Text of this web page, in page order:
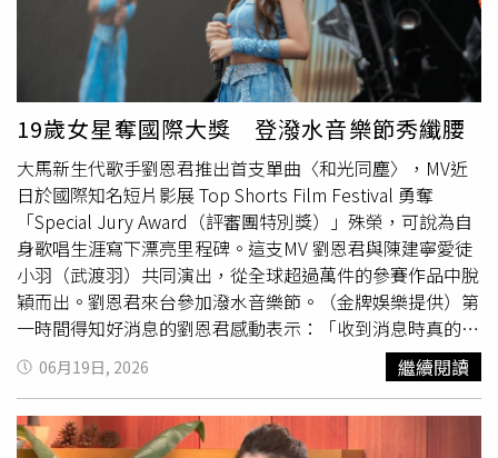
一刻我聽到飛機要飛出來的音樂，我幾個小時前不是才聽這
個東西？都是因為巴威颱風來攪局，我們代替巴威颱風向大
家道歉。」怪獸聽了立刻說：「怎樣道歉才是有誠意的？」
瑪莎則作勢要解開扣子，逗樂全場觀眾。瑪莎也承認5個人
現在都十分亢奮，「剛剛阿信唱歌都比我們快，他不是累，
是嗨了！」小玫瑰擔任五月天中午場嘉賓。（圖／相信音樂
提供）冠佑也說大家應該會覺得五月天講話怪怪的，「因為
我現在也很暈，今天五月天出錯率會提高很多，但還是一尾
活龍！」對於一天連唱兩場，阿信表示：「在五月天歷史裡
面，第一次有連續兩場大型演唱會在同一天發生，是命運的
巧合上天的安排，今天這場是非常難搶，能這麼順利進場，
五月天一定會加倍奉還給你們。」不只晚上的演出好看，中
午場同樣精彩，冠佑的女兒「小玫瑰」劉芯妤擔任嘉賓，看
到露出小蠻腰的女兒，冠佑忍不住叮嚀：「等下要再披一件
（衣服）。」阿信貼心脫下外套披在小玫瑰身上，最後她脫
下外套表示：「但跟我等下要帶來的不符合，這首歌是還沒
發行的新歌，你們是第一批聽到的人。」並首唱和蕭秉治共
19歲女星奪國際大獎 登潑水音樂節秀纖腰
大馬新生代歌手劉恩君推出首支單曲〈和光同塵〉，MV近
日於國際知名短片影展 Top Shorts Film Festival 勇奪
「Special Jury Award（評審團特別獎）」殊榮，可說為自
身歌唱生涯寫下漂亮里程碑。這支MV 劉恩君與陳建寧愛徒
小羽（武渡羽）共同演出，從全球超過萬件的參賽作品中脫
穎而出。劉恩君來台參加潑水音樂節。（金牌娛樂提供）第
一時間得知好消息的劉恩君感動表示：「收到消息時真的很
驚喜！這份榮耀不只是對自己的鼓勵，更像是給整個創作團
隊的一份肯定！很感謝所有一起完成作品的人，希望大家都
能透過這首歌感受到力量。」而身為幕後推手的音樂製作人
陳建寧則欣慰表示：「影像和音樂的完美結合加上2位歌手
06月19日, 2026 繼續閱讀